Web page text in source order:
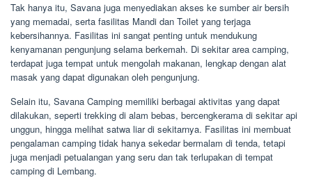
Tak hanya itu, Savana juga menyediakan akses ke sumber air bersih
yang memadai, serta fasilitas Mandi dan Toilet yang terjaga
kebersihannya. Fasilitas ini sangat penting untuk mendukung
kenyamanan pengunjung selama berkemah. Di sekitar area camping,
terdapat juga tempat untuk mengolah makanan, lengkap dengan alat
masak yang dapat digunakan oleh pengunjung.
Selain itu, Savana Camping memiliki berbagai aktivitas yang dapat
dilakukan, seperti trekking di alam bebas, bercengkerama di sekitar api
unggun, hingga melihat satwa liar di sekitarnya. Fasilitas ini membuat
pengalaman camping tidak hanya sekedar bermalam di tenda, tetapi
juga menjadi petualangan yang seru dan tak terlupakan di tempat
camping di Lembang.